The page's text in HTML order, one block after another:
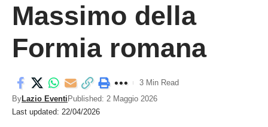
Massimo della
Formia romana
Last updated: 22/04/2026
ByLazio Eventi Published: 2 Maggio 2026
3 Min Read